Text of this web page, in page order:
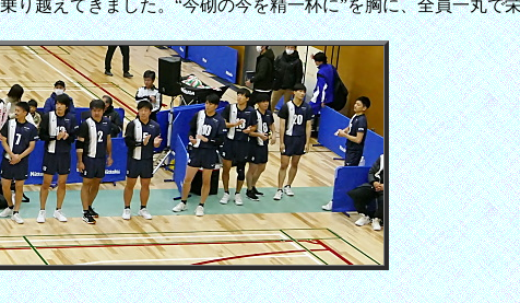
り越えてきました。“今砌の今を精一杯に”を胸に、全員一丸で